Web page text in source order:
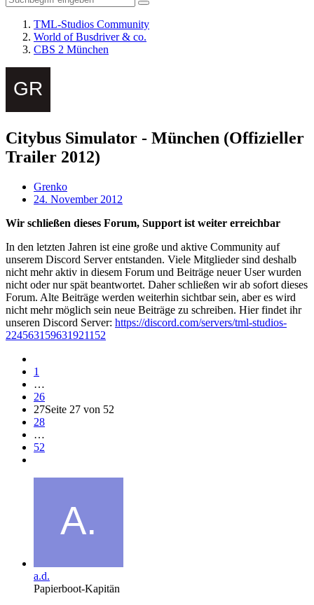
TML-Studios Community
World of Busdriver & co.
CBS 2 München
Citybus Simulator - München (Offizieller
Trailer 2012)
Grenko
24. November 2012
Wir schließen dieses Forum, Support ist weiter erreichbar
In den letzten Jahren ist eine große und aktive Community auf
unserem Discord Server entstanden. Viele Mitglieder sind deshalb
nicht mehr aktiv in diesem Forum und Beiträge neuer User wurden
nicht oder nur spät beantwortet. Daher schließen wir ab sofort dieses
Forum. Alte Beiträge werden weiterhin sichtbar sein, aber es wird
nicht mehr möglich sein neue Beiträge zu schreiben. Hier findet ihr
unseren Discord Server: https://discord.com/servers/tml-studios-
224563159631921152
1
…
26
27Seite 27 von 52
28
…
52
a.d.
Papierboot-Kapitän